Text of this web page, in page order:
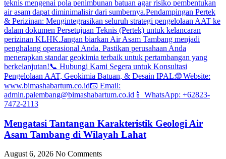
Mengatasi Tantangan Karakteristik Geologi Air
Asam Tambang di Wilayah Lahat
August 6, 2026 No Comments